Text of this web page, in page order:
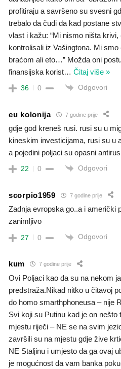
profitiraju a savršeno su svesni
trebalo da čudi da kad postane
vlast i kažu: “Mi nismo ništa
kontrolisali iz Vašingtona. Mi
braćom ali eto…” Možda oni
finansijska korist… Čitaj više »
36 0 Odgovori
eu kolonija 7 godine prije
gdje god kreneš rusi. rusi su u
kineskim investicijama, rusi su u
a pojedini poljaci su opasni
22 0 Odgovori
scorpio1959 7 godine prije
Zadnja evropska go..a i američki
zanimljivo
27 0 Odgovori
kum 7 godine prije
Ovi Poljaci kao da su na nekom
predstraža.Nikad nitko u čitavoj
do homo smarthphoneusa – nije
Svi koji su Putinu kad je on
mjestu riječi – NE se na svim
završili su na mjestu gdje žive
NE Staljinu i umjesto da ga ovaj
je mogućnost da vam banka